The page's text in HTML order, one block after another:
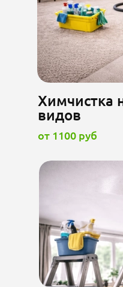
Химчистка
видов
от 1100 руб